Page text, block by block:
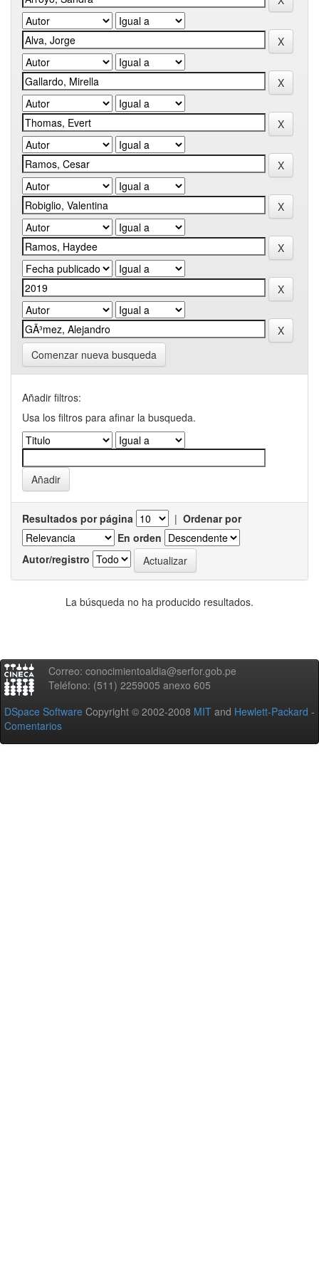
Comenzar nueva busqueda
Añadir filtros:
Usa los filtros para afinar la busqueda.
Resultados por página | Ordenar por
En orden
Autor/registro
La búsqueda no ha producido resultados.
Correo: conocimientoaldia@serfor.gob.pe
Teléfono: (511) 2259005 anexo 605
DSpace Software Copyright © 2002-2008 MIT and Hewlett-Packard -
Comentarios